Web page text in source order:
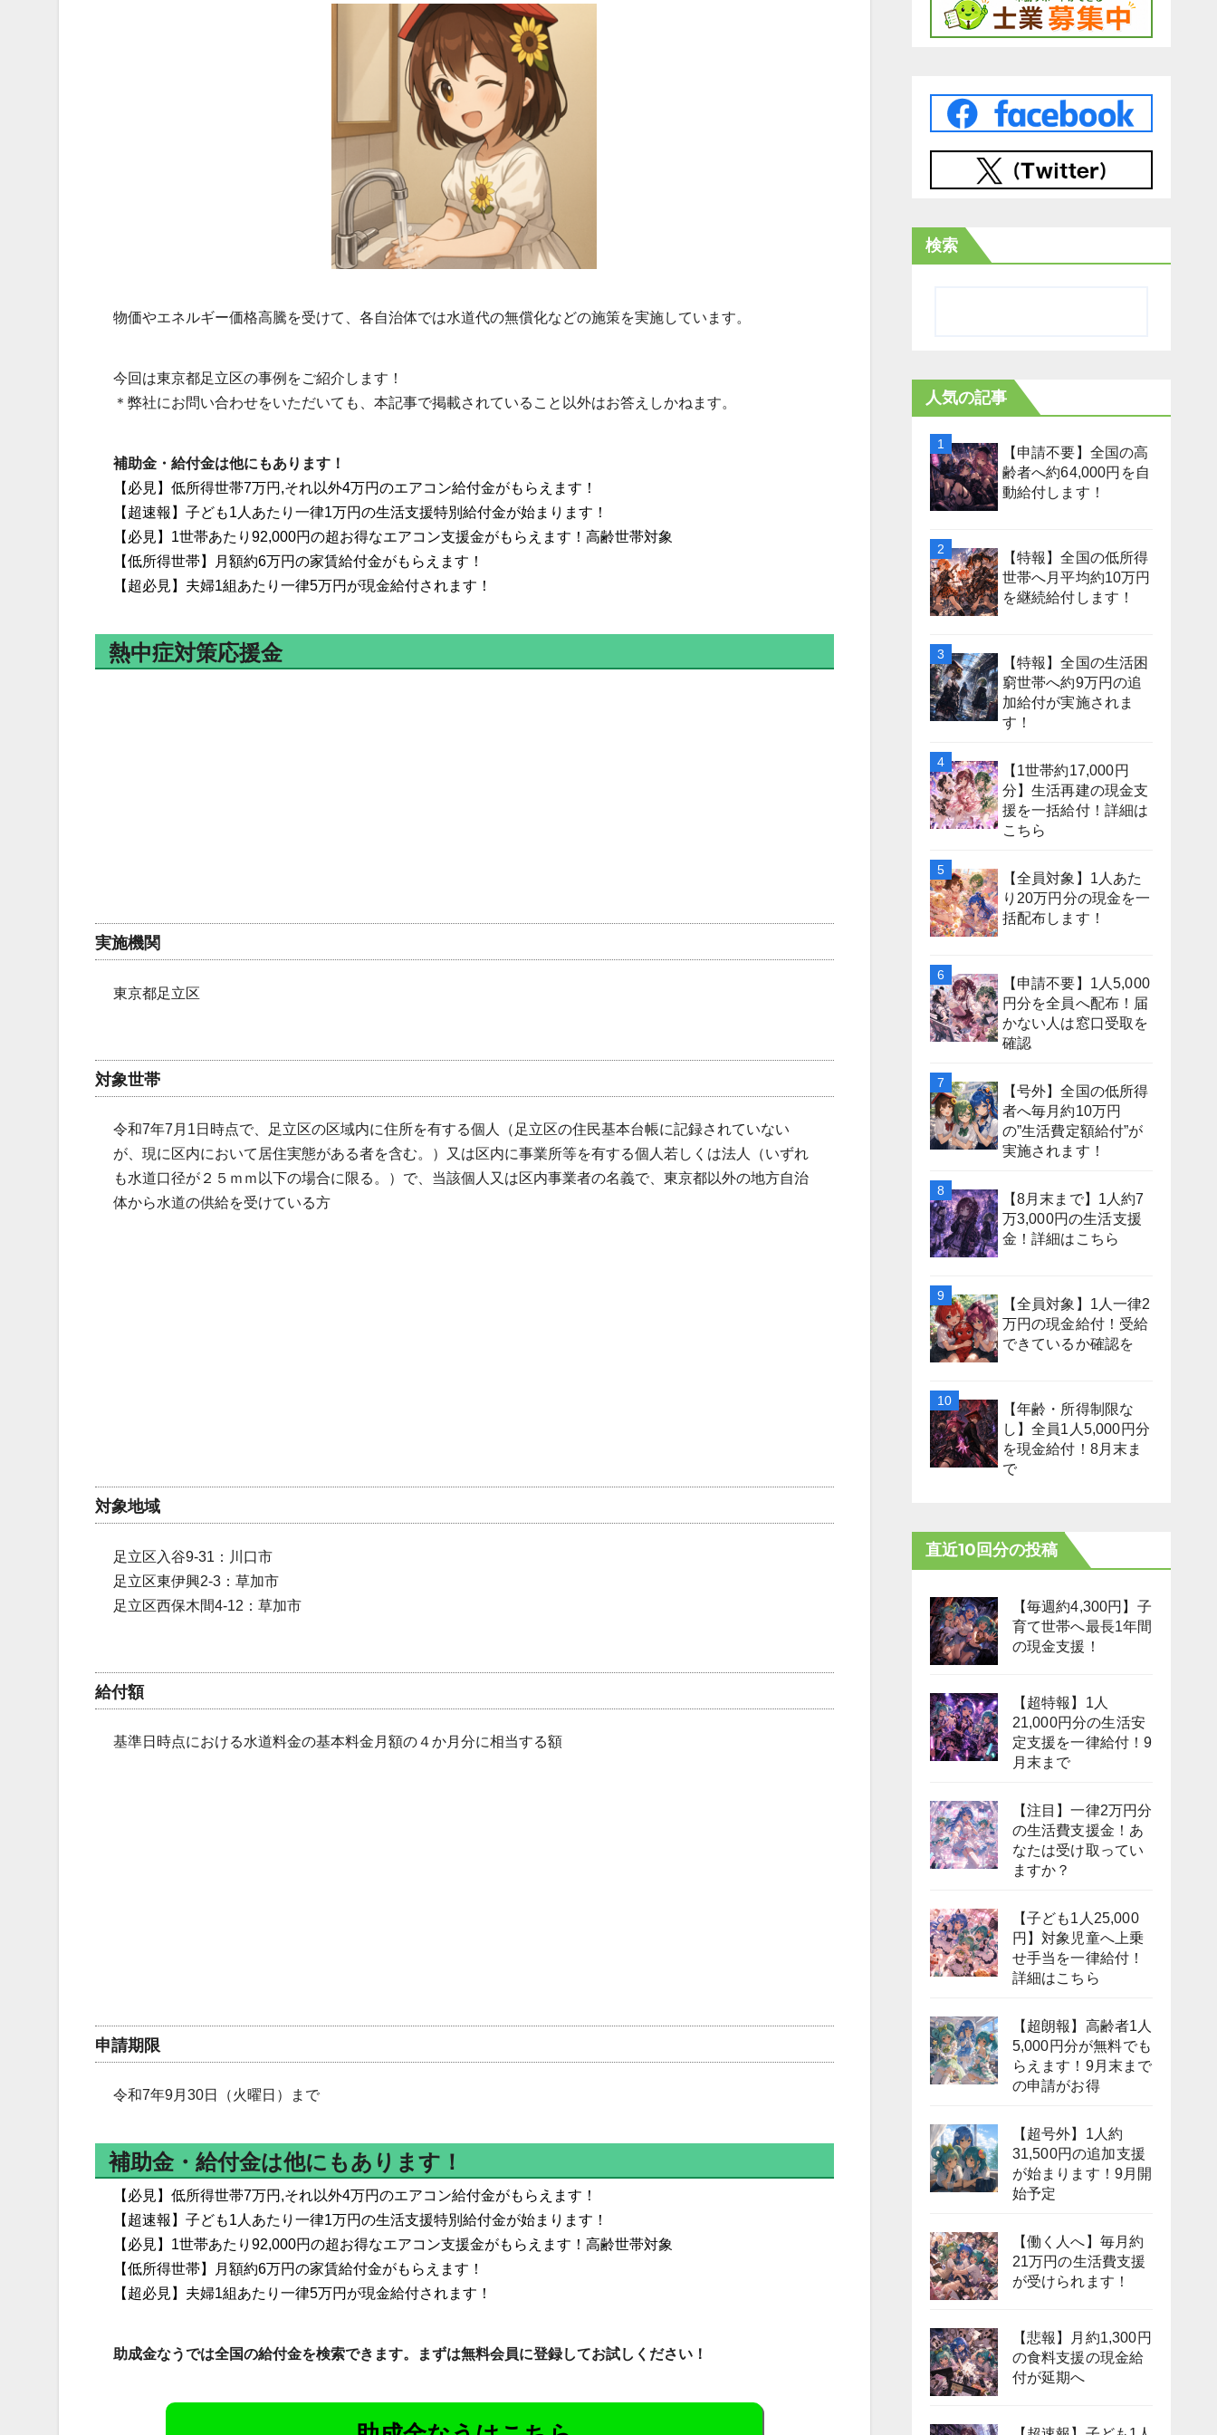
物価やエネルギー価格高騰を受けて、各自治体では水道代の無償化などの施策を実施しています。
今回は東京都足立区の事例をご紹介します！
＊弊社にお問い合わせをいただいても、本記事で掲載されていること以外はお答えしかねます。
補助金・給付金は他にもあります！
【必見】低所得世帯7万円,それ以外4万円のエアコン給付金がもらえます！
【超速報】子ども1人あたり一律1万円の生活支援特別給付金が始まります！
【必見】1世帯あたり92,000円の超お得なエアコン支援金がもらえます！高齢世帯対象
【低所得世帯】月額約6万円の家賃給付金がもらえます！
【超必見】夫婦1組あたり一律5万円が現金給付されます！
熱中症対策応援金
実施機関
東京都足立区
対象世帯
令和7年7月1日時点で、足立区の区域内に住所を有する個人（足立区の住民基本台帳に記録されていない
が、現に区内において居住実態がある者を含む。）又は区内に事業所等を有する個人若しくは法人（いずれ
も水道口径が２５ｍｍ以下の場合に限る。）で、当該個人又は区内事業者の名義で、東京都以外の地方自治
体から水道の供給を受けている方
対象地域
足立区入谷9-31：川口市
足立区東伊興2-3：草加市
足立区西保木間4-12：草加市
給付額
基準日時点における水道料金の基本料金月額の４か月分に相当する額
申請期限
令和7年9月30日（火曜日）まで
補助金・給付金は他にもあります！
【必見】低所得世帯7万円,それ以外4万円のエアコン給付金がもらえます！
【超速報】子ども1人あたり一律1万円の生活支援特別給付金が始まります！
【必見】1世帯あたり92,000円の超お得なエアコン支援金がもらえます！高齢世帯対象
【低所得世帯】月額約6万円の家賃給付金がもらえます！
【超必見】夫婦1組あたり一律5万円が現金給付されます！
助成金なうでは全国の給付金を検索できます。まずは無料会員に登録してお試しください！
検索
人気の記事
【申請不要】全国の高
齢者へ約64,000円を自
動給付します！
【特報】全国の低所得
世帯へ月平均約10万円
を継続給付します！
【特報】全国の生活困
窮世帯へ約9万円の追
加給付が実施されま
す！
【1世帯約17,000円
分】生活再建の現金支
援を一括給付！詳細は
こちら
【全員対象】1人あた
り20万円分の現金を一
括配布します！
【申請不要】1人5,000
円分を全員へ配布！届
かない人は窓口受取を
確認
【号外】全国の低所得
者へ毎月約10万円
の”生活費定額給付”が
実施されます！
【8月末まで】1人約7
万3,000円の生活支援
金！詳細はこちら
【全員対象】1人一律2
万円の現金給付！受給
できているか確認を
【年齢・所得制限な
し】全員1人5,000円分
を現金給付！8月末ま
で
直近10回分の投稿
【毎週約4,300円】子
育て世帯へ最長1年間
の現金支援！
【超特報】1人
21,000円分の生活安
定支援を一律給付！9
月末まで
【注目】一律2万円分
の生活費支援金！あ
なたは受け取ってい
ますか？
【子ども1人25,000
円】対象児童へ上乗
せ手当を一律給付！
詳細はこちら
【超朗報】高齢者1人
5,000円分が無料でも
らえます！9月末まで
の申請がお得
【超号外】1人約
31,500円の追加支援
が始まります！9月開
始予定
【働く人へ】毎月約
21万円の生活費支援
が受けられます！
【悲報】月約1,300円
の食料支援の現金給
付が延期へ